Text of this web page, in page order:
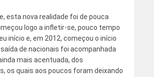
esta nova realidade foi de pouca
logo a infletir-se, pouco tempo
início e, em 2012, começou o início
saída de nacionais foi acompanhada
mais acentuada, dos
os quais aos poucos foram deixando